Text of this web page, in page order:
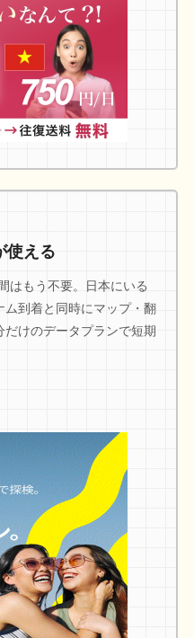
使える
はもう不要。日本にいる
ム到着と同時にマップ・翻
けのデータプランで短期